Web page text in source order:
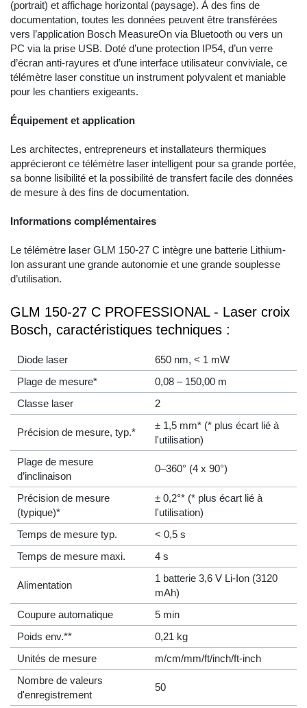
(portrait) et affichage horizontal (paysage). À des fins de
documentation, toutes les données peuvent être transférées
vers l’application Bosch MeasureOn via Bluetooth ou vers un
PC via la prise USB. Doté d’une protection IP54, d’un verre
d’écran anti-rayures et d’une interface utilisateur conviviale, ce
télémètre laser constitue un instrument polyvalent et maniable
pour les chantiers exigeants.
Équipement et application
Les architectes, entrepreneurs et installateurs thermiques
apprécieront ce télémètre laser intelligent pour sa grande portée,
sa bonne lisibilité et la possibilité de transfert facile des données
de mesure à des fins de documentation.
Informations complémentaires
Le télémètre laser GLM 150-27 C intègre une batterie Lithium-
Ion assurant une grande autonomie et une grande souplesse
d’utilisation.
GLM 150-27 C PROFESSIONAL - Laser croix
Bosch, caractéristiques techniques :
Diode laser
650 nm, < 1 mW
Plage de mesure*
0,08 – 150,00 m
Classe laser
2
Précision de mesure, typ.*
± 1,5 mm* (* plus écart lié à
l'utilisation)
Plage de mesure
d’inclinaison
0–360° (4 x 90°)
Précision de mesure
(typique)*
± 0,2°* (* plus écart lié à
l'utilisation)
Temps de mesure typ.
< 0,5 s
Temps de mesure maxi.
4 s
Alimentation
1 batterie 3,6 V Li-Ion (3120
mAh)
Coupure automatique
5 min
Poids env.**
0,21 kg
Unités de mesure
m/cm/mm/ft/inch/ft-inch
Nombre de valeurs
d'enregistrement
50